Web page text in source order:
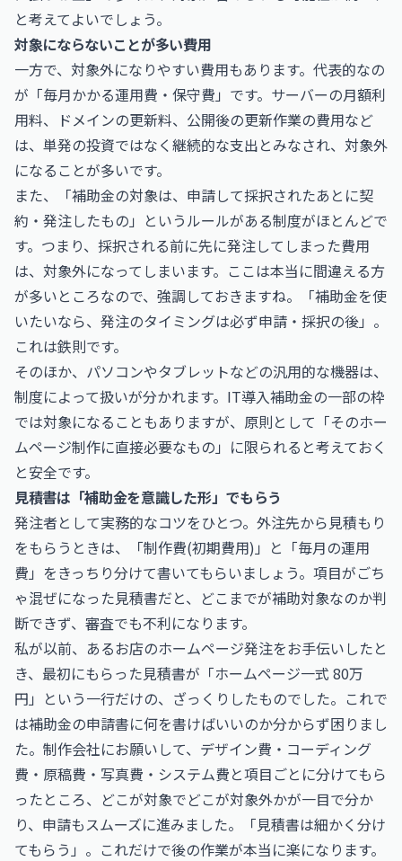
と考えてよいでしょう。
対象にならないことが多い費用
一方で、対象外になりやすい費用もあります。代表的なの
が「毎月かかる運用費・保守費」です。サーバーの月額利
用料、ドメインの更新料、公開後の更新作業の費用など
は、単発の投資ではなく継続的な支出とみなされ、対象外
になることが多いです。
また、「補助金の対象は、申請して採択されたあとに契
約・発注したもの」というルールがある制度がほとんどで
す。つまり、採択される前に先に発注してしまった費用
は、対象外になってしまいます。ここは本当に間違える方
が多いところなので、強調しておきますね。「補助金を使
いたいなら、発注のタイミングは必ず申請・採択の後」。
これは鉄則です。
そのほか、パソコンやタブレットなどの汎用的な機器は、
制度によって扱いが分かれます。IT導入補助金の一部の枠
では対象になることもありますが、原則として「そのホー
ムページ制作に直接必要なもの」に限られると考えておく
と安全です。
見積書は「補助金を意識した形」でもらう
発注者として実務的なコツをひとつ。外注先から見積もり
をもらうときは、「制作費(初期費用)」と「毎月の運用
費」をきっちり分けて書いてもらいましょう。項目がごち
ゃ混ぜになった見積書だと、どこまでが補助対象なのか判
断できず、審査でも不利になります。
私が以前、あるお店のホームページ発注をお手伝いしたと
き、最初にもらった見積書が「ホームページ一式 80万
円」という一行だけの、ざっくりしたものでした。これで
は補助金の申請書に何を書けばいいのか分からず困りまし
た。制作会社にお願いして、デザイン費・コーディング
費・原稿費・写真費・システム費と項目ごとに分けてもら
ったところ、どこが対象でどこが対象外かが一目で分か
り、申請もスムーズに進みました。「見積書は細かく分け
てもらう」。これだけで後の作業が本当に楽になります。